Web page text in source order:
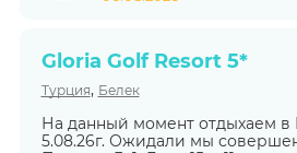
Gloria Golf Resort 5*
Турция, Белек
На данный момент отдыхаем в
5.08.26г. Ожидали мы